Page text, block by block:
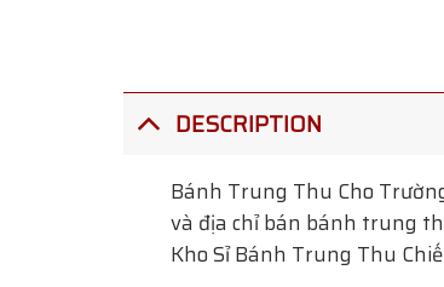
DESCRIPTION
Bánh Trung Thu Cho
và địa chỉ bán bánh trung
Kho Sỉ Bánh Trung Thu